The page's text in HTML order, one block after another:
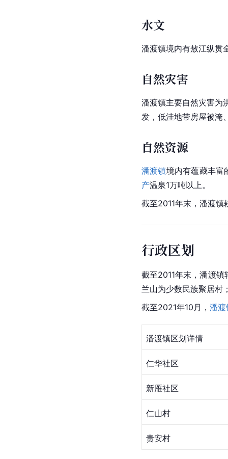
水文
潘渡镇境内有敖江纵贯
自然灾害
潘渡镇主要自然灾害为
发，低洼地带房屋被淹
自然资源
潘渡镇境内有蕴藏丰富
产温泉1万吨以上。
截至2011年末，潘渡
行政区划
截至2011年末，潘渡
兰山为少数民族聚居村
截至2021年10月， 潘渡
潘渡镇区划详情
仁华社区
新雁社区
仁山村
贵安村